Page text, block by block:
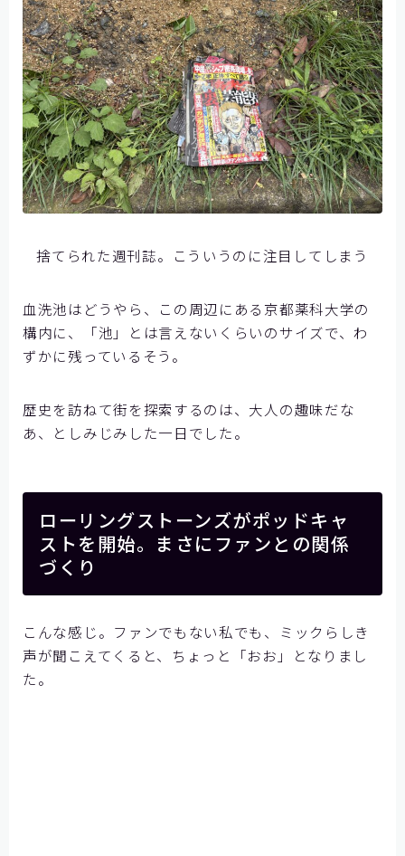
捨てられた週刊誌。こういうのに注目してしまう
血洗池はどうやら、この周辺にある京都薬科大学の
構内に、「池」とは言えないくらいのサイズで、わ
ずかに残っているそう。
歴史を訪ねて街を探索するのは、大人の趣味だな
あ、としみじみした一日でした。
ローリングストーンズがポッドキャ
ストを開始。まさにファンとの関係
づくり
こんな感じ。ファンでもない私でも、ミックらしき
声が聞こえてくると、ちょっと「おお」となりまし
た。